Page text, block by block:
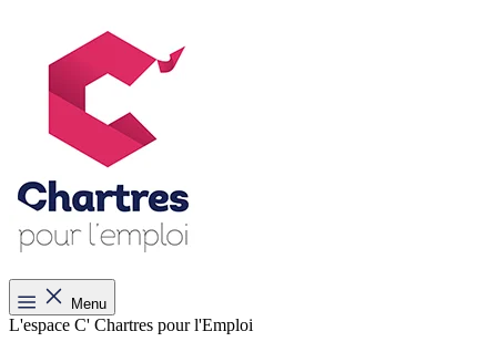
Menu
L'espace C' Chartres pour l'Emploi